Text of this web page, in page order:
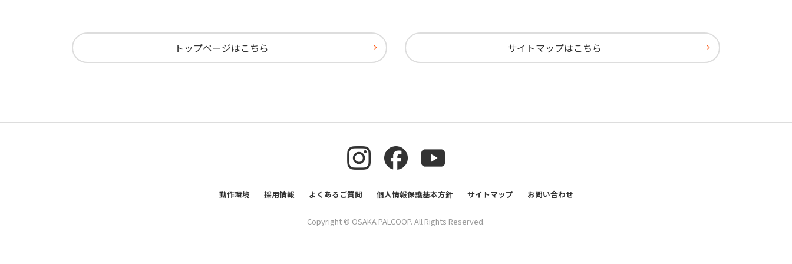
トップページはこちら サイトマップはこちら
動作環境 採用情報 よくあるご質問 個人情報保護基本方針 サイトマップ お問い合わせ
Copyright © OSAKA PALCOOP. All Rights Reserved.